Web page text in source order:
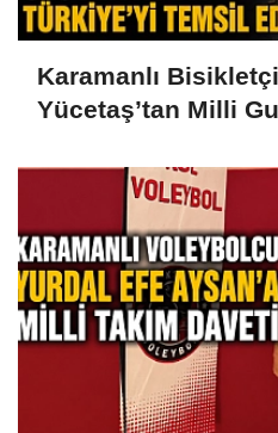
Karamanlı
Yücetaş’tan Milli